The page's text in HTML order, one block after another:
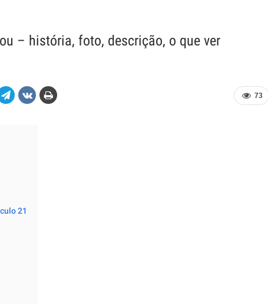
– história, foto, descrição, o que ver
73
21